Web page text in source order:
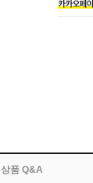
상품 Q&A